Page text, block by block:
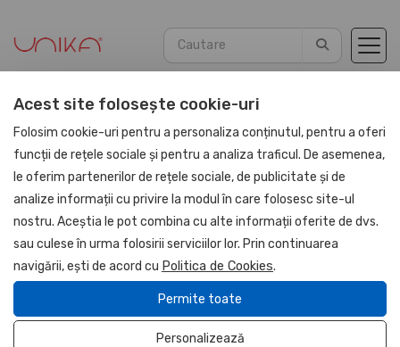
Acasă Agende Agende Piele PU 2026
UNIKA
Acest site folosește cookie-uri
Folosim cookie-uri pentru a personaliza conținutul, pentru a oferi
funcții de rețele sociale și pentru a analiza traficul. De asemenea,
le oferim partenerilor de rețele sociale, de publicitate și de
analize informații cu privire la modul în care folosesc site-ul
nostru. Aceștia le pot combina cu alte informații oferite de dvs.
sau culese în urma folosirii serviciilor lor. Prin continuarea
navigării, ești de acord cu Politica de Cookies.
Permite toate
Personalizează